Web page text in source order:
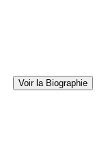
Voir la Biographie